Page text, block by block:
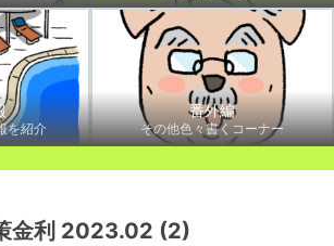
を紹介
番外編
その他色々書くコーナー
金利 2023.02 (2)